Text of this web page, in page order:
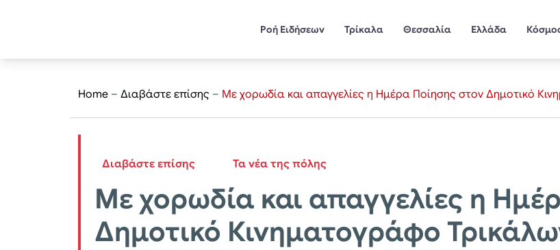
Ροή Ειδήσεων Τρίκαλα Θεσσαλία Ελλάδα
Home – Διαβάστε επίσης – Με χορωδία και απαγγελίες η Ημέρα Ποίησης στον Δημοτικό
Διαβάστε επίσης Τα νέα της πόλης
Με χορωδία και απαγγελίες η
Δημοτικό Κινηματογράφο